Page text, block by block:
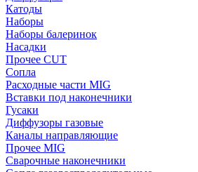
Катоды
Наборы
Наборы балеринок
Насадки
Прочее CUT
Сопла
Расходные части MIG
Вставки под наконечники
Гусаки
Диффузоры газовые
Каналы направляющие
Прочее MIG
Сварочные наконечники